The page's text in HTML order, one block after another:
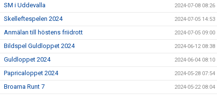
SM i Uddevalla 2024-07-08 08:26
Skelleftespelen 2024 2024-07-05 14:53
Anmälan till höstens friidrott 2024-07-05 09:00
Bildspel Guldloppet 2024 2024-06-12 08:38
Guldloppet 2024 2024-06-04 08:10
Papricaloppet 2024 2024-05-28 07:54
Broarna Runt 7 2024-05-22 08:04